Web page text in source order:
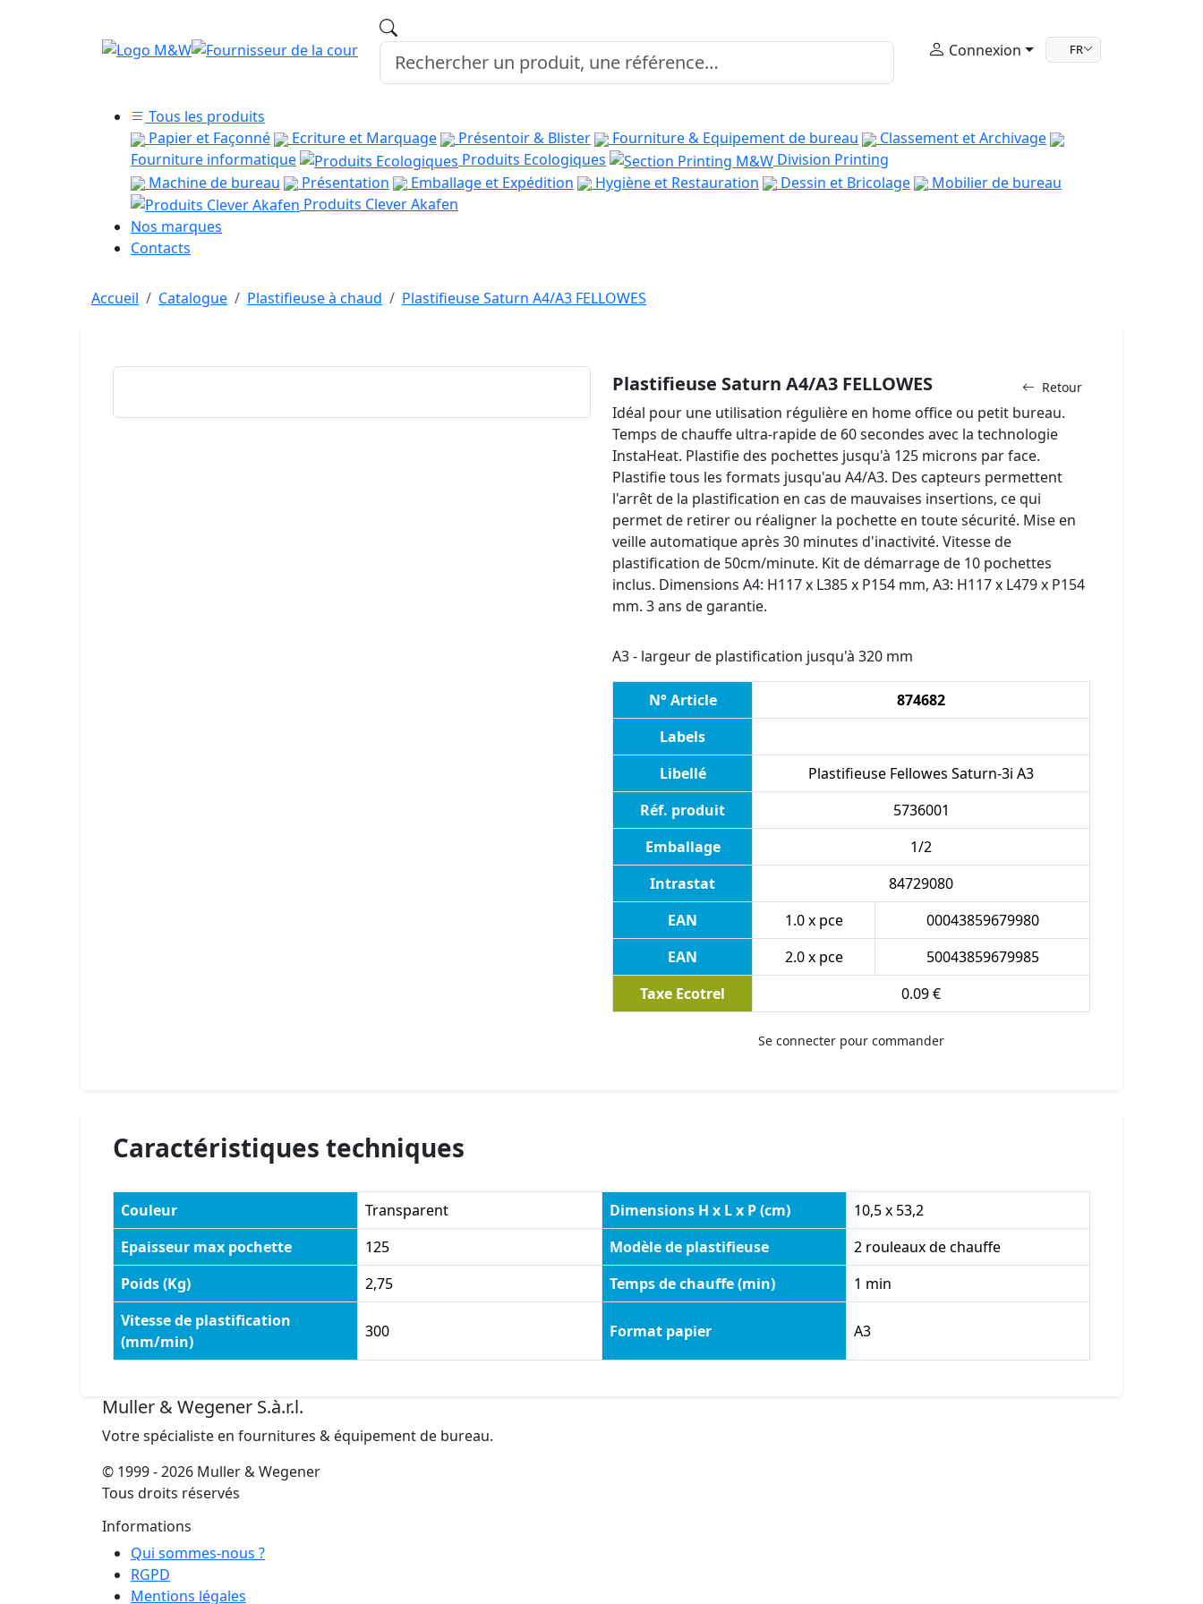
Connexion FR
Tous les produits
Papier et Façonné
Ecriture et Marquage Présentoir & Blister Fourniture & Equipement de bureau
Classement et Archivage
Fourniture informatique
Produits Ecologiques
Division Printing
Machine de bureau
Présentation Emballage et Expédition Hygiène et Restauration Dessin et Bricolage
Mobilier de bureau
Produits Clever Akafen
Nos marques
Contacts
Accueil Catalogue Plastifieuse à chaud Plastifieuse Saturn A4/A3 FELLOWES
Retour
Plastifieuse Saturn A4/A3 FELLOWES
Idéal pour une utilisation régulière en home office ou petit bureau.
Temps de chauffe ultra-rapide de 60 secondes avec la technologie
InstaHeat. Plastifie des pochettes jusqu'à 125 microns par face.
Plastifie tous les formats jusqu'au A4/A3. Des capteurs permettent
l'arrêt de la plastification en cas de mauvaises insertions, ce qui
permet de retirer ou réaligner la pochette en toute sécurité. Mise en
veille automatique après 30 minutes d'inactivité. Vitesse de
plastification de 50cm/minute. Kit de démarrage de 10 pochettes
inclus. Dimensions A4: H117 x L385 x P154 mm, A3: H117 x L479 x P154
mm. 3 ans de garantie.
A3 - largeur de plastification jusqu'à 320 mm
N° Article
874682
Labels
Libellé
Plastifieuse Fellowes Saturn-3i A3
Réf. produit
5736001
Emballage
1/2
Intrastat
84729080
EAN
1.0 x pce
00043859679980
EAN
2.0 x pce
50043859679985
Taxe Ecotrel
0.09 €
Se connecter pour commander
Caractéristiques techniques
Couleur Transparent Dimensions H x L x P (cm)
10,5 x 53,2
Epaisseur max pochette
125 Modèle de plastifieuse
2 rouleaux de chauffe
Poids (Kg)
2,75 Temps de chauffe (min)
1 min
Vitesse de plastification
(mm/min)
300 Format papier A3
Muller & Wegener S.à.r.l.
Votre spécialiste en fournitures & équipement de bureau.
© 1999 - 2026 Muller & Wegener
Tous droits réservés
Informations
Qui sommes-nous ?
RGPD
Mentions légales